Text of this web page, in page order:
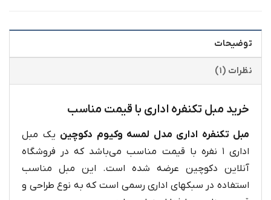
توضیحات
نظرات (۱)
خرید مبل تکنفره اداری با قیمت مناسب
مبل تکنفره اداری مدل لمسه وکیوم دکوچین یک مبل
اداری ۱ نفره با قیمت مناسب می‌باشد که در فروشگاه
آنلاین دکوچین عرضه شده است. این مبل مناسب
استفاده در سبکهای اداری رسمی است که به نوع طراحی و